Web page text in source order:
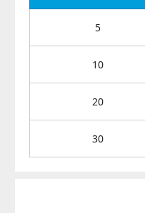
5
10
20
30